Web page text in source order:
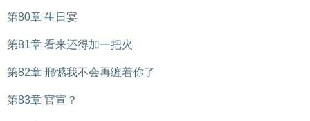
第80章 生日宴
第81章 看来还得加一把火
第82章 邢憾我不会再缠着你了
第83章 官宣？